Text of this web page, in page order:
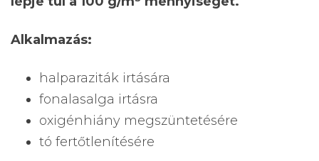
Alkalmazás:
halparaziták irtására
fonalasalga irtásra
oxigénhiány megszüntetésére
tó fertőtlenítésére